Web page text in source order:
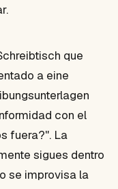
que
a eine
con el
fuera?". La
sigues dentro
se improvisa la